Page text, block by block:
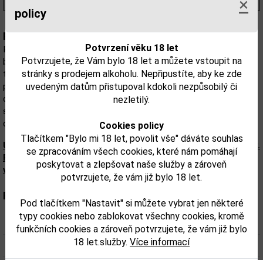
policy
×
Potvrzení věku 18 let
Potvrzujete, že Vám bylo 18 let a můžete vstoupit na
stránky s prodejem alkoholu. Nepřipustíte, aby ke zde
uvedeným datům přistupoval kdokoli nezpůsobilý či
nezletilý.
Cookies policy
Tlačítkem "Bylo mi 18 let, povolit vše" dáváte souhlas
se zpracováním všech cookies, které nám pomáhají
poskytovat a zlepšovat naše služby a zároveň
potvrzujete, že vám již bylo 18 let.
Pod tlačítkem "Nastavit" si můžete vybrat jen některé
typy cookies nebo zablokovat všechny cookies, kromě
funkčních cookies a zároveň potvrzujete, že vám již bylo
18 let.služby. Více informací
Popis:
Planteray Gran Aňejo Guatemala&Belizé je vskutku unikátním
blendem. V Guatemale se destiluje nejen z třtinové šťávy, ale i
třtinového sirupu, s čímž se setkáváme spíše vzácně (typicky
právě v Guatemale). Po 3-6 letech v Karibiku putuje nesmíchaný
do Cognacu, kde si poleží další 2 roky v původně cognacových
sudech. Výsledný blend je jemný, lehce dřevitý s podtóny vanilky a
dlouhým elegantním závěrem.
Upozorňujeme, že tento produkt může obsahovat alergeny.
Přesné složení a alergeny jsou k dispozici na obalu
výrobku. Zkontrolujte prosím před konzumací.
Parametry:
Obsah alkoholu obj. %: 42